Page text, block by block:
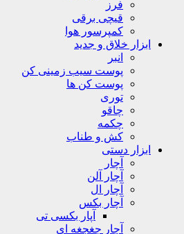
فرز
قیچی برقی
کمپرسور هوا
ابزار خلاق و جدید
انبر
پوست سیب زمینی کن
پوست کن ها
توری
چاقو
چکمه
کش و طناب
ابزار دستی
آچار
آچار آلن
آچار ال
آچار بکس
آپار بکسی تی
آچار جغجغه ای